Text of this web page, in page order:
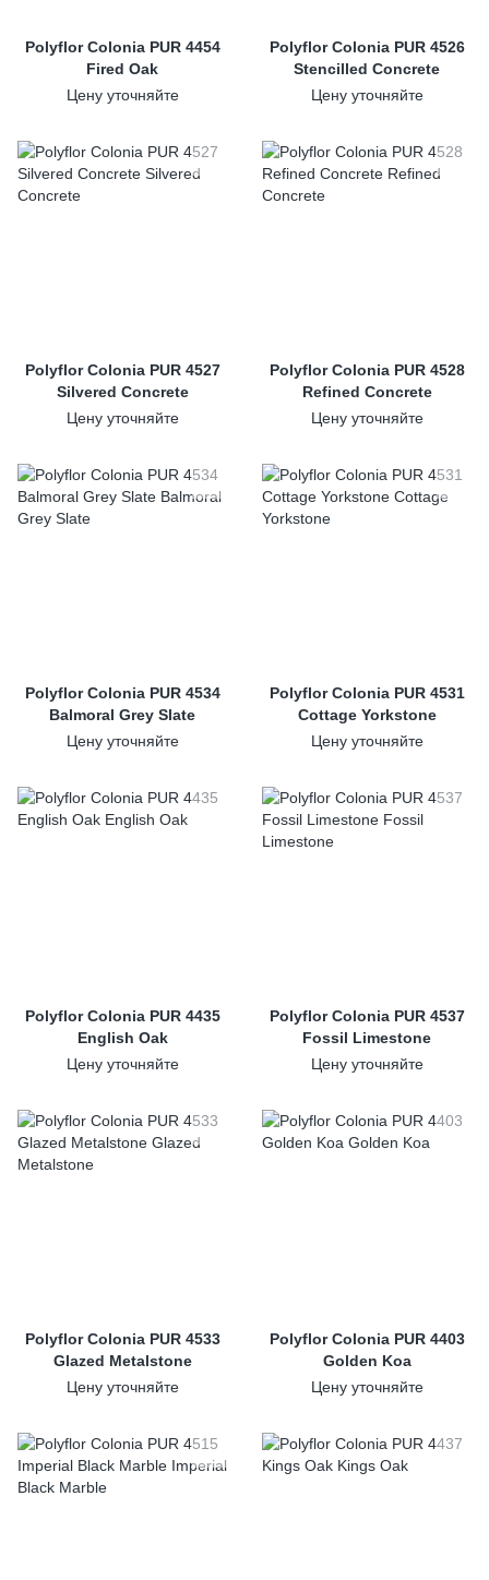
Polyflor Colonia PUR 4454
Fired Oak
Цену уточняйте
Polyflor Colonia PUR 4526
Stencilled Concrete
Цену уточняйте
Polyflor Colonia PUR 4527
Silvered Concrete
Цену уточняйте
Polyflor Colonia PUR 4528
Refined Concrete
Цену уточняйте
Polyflor Colonia PUR 4534
Balmoral Grey Slate
Цену уточняйте
Polyflor Colonia PUR 4531
Cottage Yorkstone
Цену уточняйте
Polyflor Colonia PUR 4435
English Oak
Цену уточняйте
Polyflor Colonia PUR 4537
Fossil Limestone
Цену уточняйте
Polyflor Colonia PUR 4533
Glazed Metalstone
Цену уточняйте
Polyflor Colonia PUR 4403
Golden Koa
Цену уточняйте